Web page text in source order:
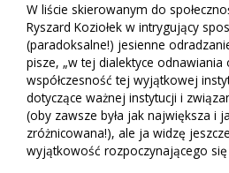
W liście skierowanym do
Ryszard Koziołek w intrygujący
(paradoksalne!) jesienne
pisze, „w tej dialektyce odnawiania
współczesność tej wyjątkowej
dotyczące ważnej instytucji i
(oby zawsze była jak największa i
zróżnicowana!), ale ja widzę
wyjątkowość rozpoczynającego